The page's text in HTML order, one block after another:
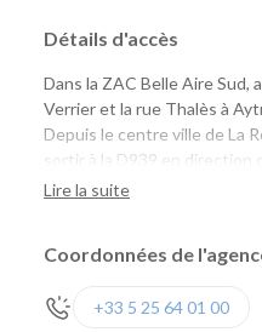
Détails d'accès
Dans la ZAC Belle Aire Sud,
Verrier et la rue Thalès à
Depuis le centre ville de La
sortir à la D939 en direction
Aire/Surgères.
Lire la suite
Coordonnées de
+33 5 25 64 01 00